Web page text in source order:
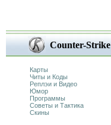
Counter-Strike
Карты
Читы и Коды
Реплэи и Видео
Юмор
Программы
Советы и Тактика
Скины